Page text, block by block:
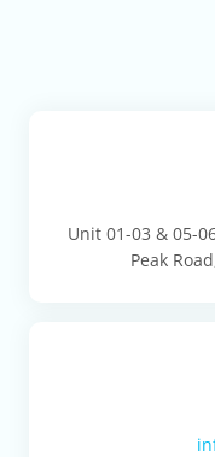
Unit 01-03 & 05-
Peak